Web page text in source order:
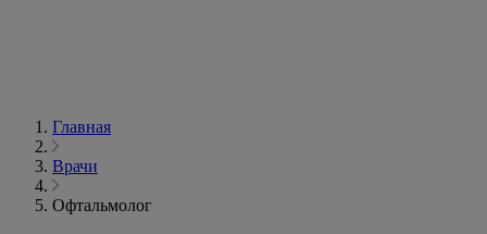
Главная
Врачи
Офтальмолог